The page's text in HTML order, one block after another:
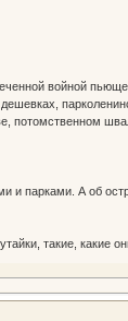
войной
А об
такие, какие